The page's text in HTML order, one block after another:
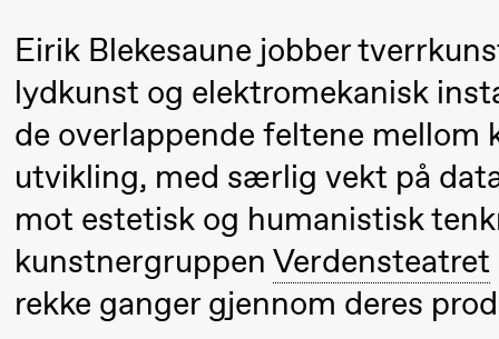
Bolm
SUBJOYRIDE
Lørdag 12. september
15.00 Yuri
Umemoto /​
Oslo
Sinfonietta /​
Store
Eirik Blekesaune jobber
lydkunst og elektromekanisk
de overlappende feltene
utvikling, med særlig vekt på
mot estetisk og humanistisk
kunstnergruppenVerdensteatret
rekke ganger gjennom deres